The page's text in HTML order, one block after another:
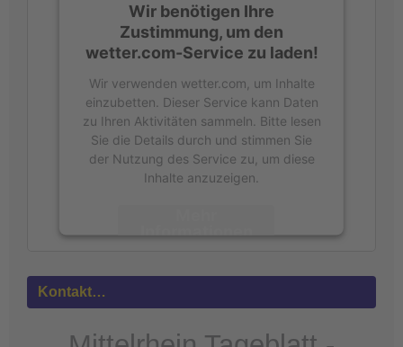
Wir benötigen Ihre
Zustimmung, um den
wetter.com-Service zu laden!
Wir verwenden wetter.com, um Inhalte
einzubetten. Dieser Service kann Daten
zu Ihren Aktivitäten sammeln. Bitte lesen
Sie die Details durch und stimmen Sie
der Nutzung des Service zu, um diese
Inhalte anzuzeigen.
powered by
Kontakt…